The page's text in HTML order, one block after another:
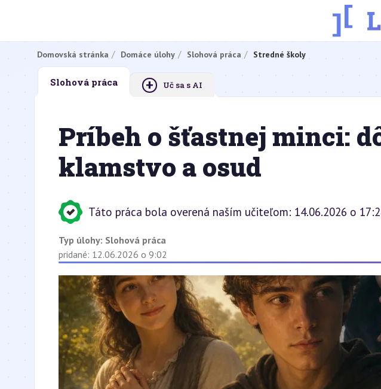
Domovská stránka Domáce úlohy Slohová práca Stredné školy
Slohová práca + Uč sa s AI
Príbeh o šťastnej minci:
klamstvo a osud
Táto práca bola overená naším učiteľom: 14.06.2026 o
Typ úlohy: Slohová práca
pridané: 12.06.2026 o 9:02